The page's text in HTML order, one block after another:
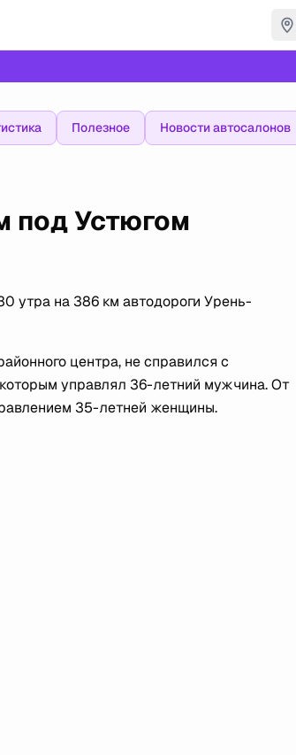
Полезное Новости автосалонов
под Устюгом
утра на 386 км автодороги Урень-
центра, не справился с
управлял 36-летний мужчина. От
35-летней женщины.